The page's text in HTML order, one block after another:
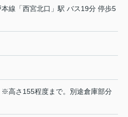
本線 「西宮北口 」駅 バス19分 停歩5
高さ155程度まで。別途倉庫部分